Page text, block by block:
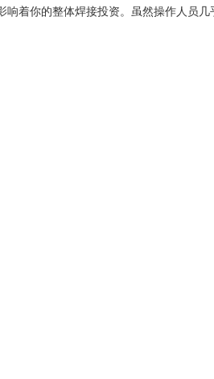
着你的整体焊接投资。虽然操作人员